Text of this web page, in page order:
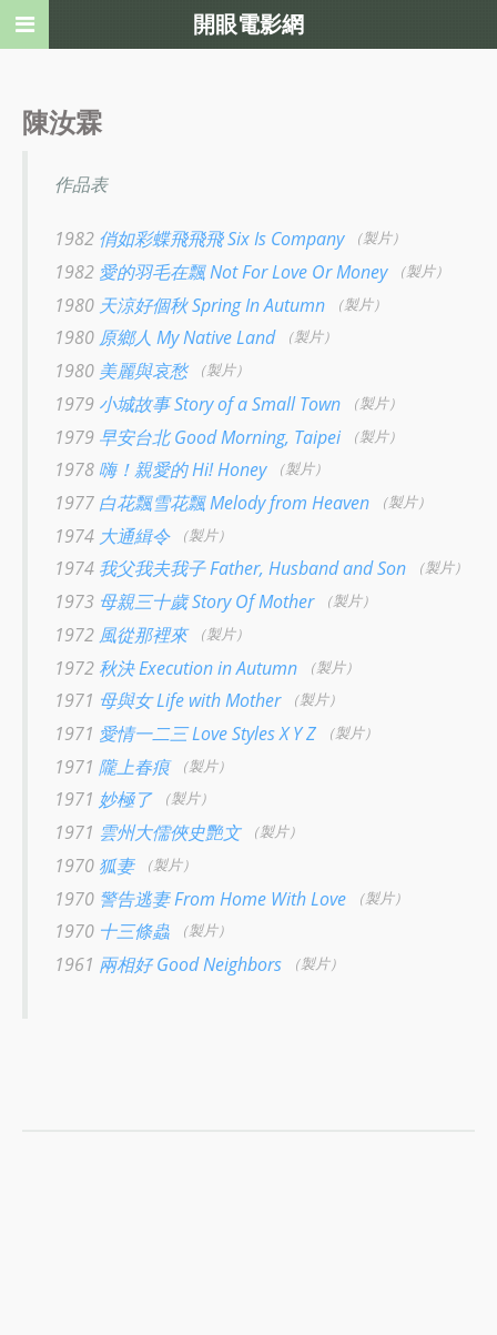
陳汝霖
作品表
1982 俏如彩蝶飛飛飛 Six Is Company （製片）
1982 愛的羽毛在飄 Not For Love Or Money （製片）
1980 天涼好個秋 Spring In Autumn （製片）
1980 原鄉人 My Native Land （製片）
1980 美麗與哀愁 （製片）
1979 小城故事 Story of a Small Town （製片）
1979 早安台北 Good Morning, Taipei （製片）
1978 嗨！親愛的 Hi! Honey （製片）
1977 白花飄雪花飄 Melody from Heaven （製片）
1974 大通緝令 （製片）
1974 我父我夫我子 Father, Husband and Son （製片）
1973 母親三十歲 Story Of Mother （製片）
1972 風從那裡來 （製片）
1972 秋決 Execution in Autumn （製片）
1971 母與女 Life with Mother （製片）
1971 愛情一二三 Love Styles X Y Z （製片）
1971 隴上春痕 （製片）
1971 妙極了 （製片）
1971 雲州大儒俠史艷文 （製片）
1970 狐妻 （製片）
1970 警告逃妻 From Home With Love （製片）
1970 十三條蟲 （製片）
1961 兩相好 Good Neighbors （製片）
開眼電影網